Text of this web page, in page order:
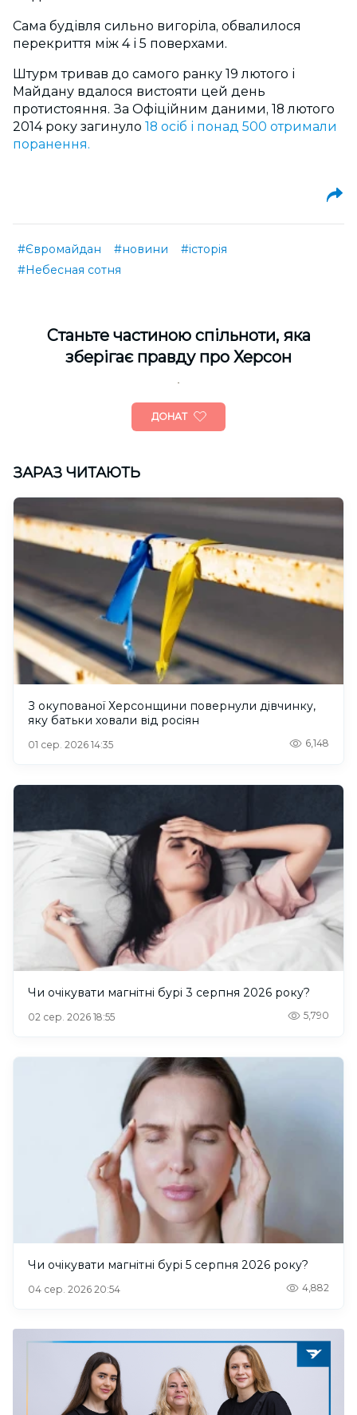
Сама будівля сильно вигоріла, обвалилося
перекриття між 4 і 5 поверхами.
Штурм тривав до самого ранку 19 лютого і
Майдану вдалося вистояти цей день
протистояння. За Офіційним даними, 18 лютого
2014 року загинуло 18 осіб і понад 500 отримали
поранення.
#Євромайдан #новини
#історія
#Небесная сотня
Cтаньте частиною спільноти, яка
зберігає правду про Херсон
ДОНАТ
ЗАРАЗ ЧИТАЮТЬ
З окупованої Херсонщини повернули дівчинку,
яку батьки ховали від росіян
01 сер. 2026 14:35 6,148
Чи очікувати магнітні бурі 3 серпня 2026 року?
02 сер. 2026 18:55 5,790
Чи очікувати магнітні бурі 5 серпня 2026 року?
04 сер. 2026 20:54 4,882